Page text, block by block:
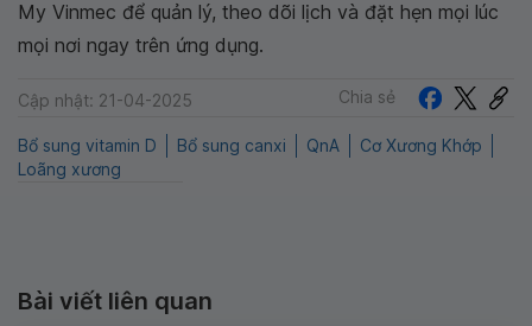
My Vinmec để quản lý, theo dõi lịch và đặt hẹn mọi lúc
mọi nơi ngay trên ứng dụng.
Cập nhật: 21-04-2025 Chia sẻ
Bổ sung vitamin D Bổ sung canxi QnA
Cơ Xương Khớp
Loãng xương
Bài viết liên quan